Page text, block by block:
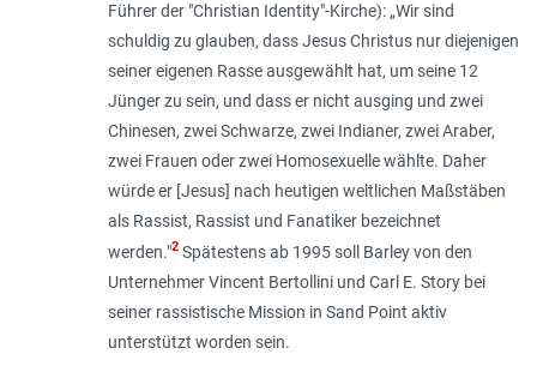
Führer der "Christian Identity"-Kirche): „Wir sind
schuldig zu glauben, dass Jesus Christus nur diejenigen
seiner eigenen Rasse ausgewählt hat, um seine 12
Jünger zu sein, und dass er nicht ausging und zwei
Chinesen, zwei Schwarze, zwei Indianer, zwei Araber,
zwei Frauen oder zwei Homosexuelle wählte. Daher
würde er [Jesus] nach heutigen weltlichen Maßstäben
als Rassist, Rassist und Fanatiker bezeichnet
werden."2Spätestens ab 1995 soll Barley von den
Unternehmer Vincent Bertollini und Carl E. Story bei
seiner rassistische Mission in Sand Point aktiv
unterstützt worden sein.